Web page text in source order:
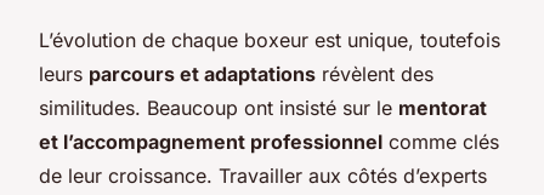
L’évolution de chaque boxeur est unique, toutefois
leurs parcours et adaptations révèlent des
similitudes. Beaucoup ont insisté sur le mentorat
et l’accompagnement professionnel comme clés
de leur croissance. Travailler aux côtés d’experts